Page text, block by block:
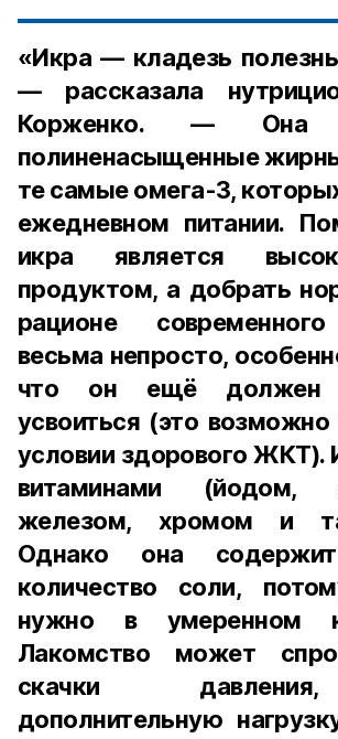
«Икра — кладезь
— рассказала
Корженко. — Она
полиненасыщенные
те самые омега-3,
ежедневном питании.
икра является
продуктом, а добрать
рационе
весьма непросто,
что он ещё должен
усвоиться (это
условии здорового ЖКТ).
витаминами (йодом,
железом, хромом и
Однако она
количество соли,
нужно в умеренном
Лакомство может
скачки
дополнительную